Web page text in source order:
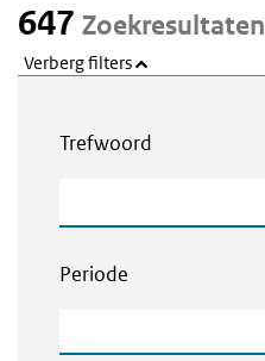
647 Zoekresultaten
Verberg filters
Trefwoord
Periode